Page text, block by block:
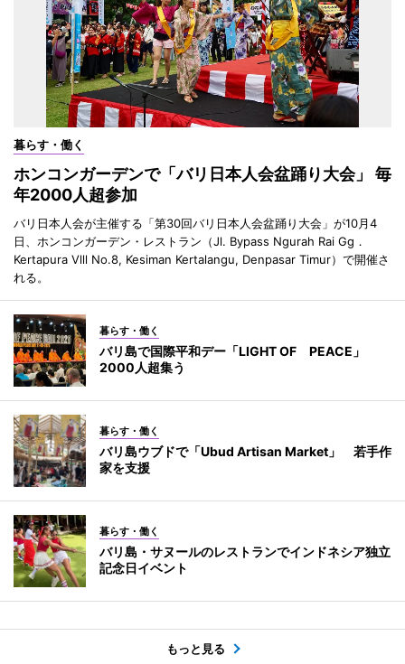
暮らす・働く
ホンコンガーデンで「バリ日本人会盆踊り大会」 毎
年2000人超参加
バリ日本人会が主催する「第30回バリ日本人会盆踊り大会」が10月4
日、ホンコンガーデン・レストラン（Jl. Bypass Ngurah Rai Gg．
Kertapura Vlll No.8, Kesiman Kertalangu, Denpasar Timur）で開催さ
れる。
暮らす・働く
バリ島で国際平和デー「LIGHT OF PEACE」
2000人超集う
暮らす・働く
バリ島ウブドで「Ubud Artisan Market」 若手作
家を支援
暮らす・働く
バリ島・サヌールのレストランでインドネシア独立
記念日イベント
もっと見る